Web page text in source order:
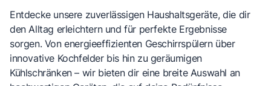
Entdecke unsere zuverlässigen Haushaltsgeräte, die dir
den Alltag erleichtern und für perfekte Ergebnisse
sorgen. Von energieeffizienten Geschirrspülern über
innovative Kochfelder bis hin zu geräumigen
Kühlschränken – wir bieten dir eine breite Auswahl an